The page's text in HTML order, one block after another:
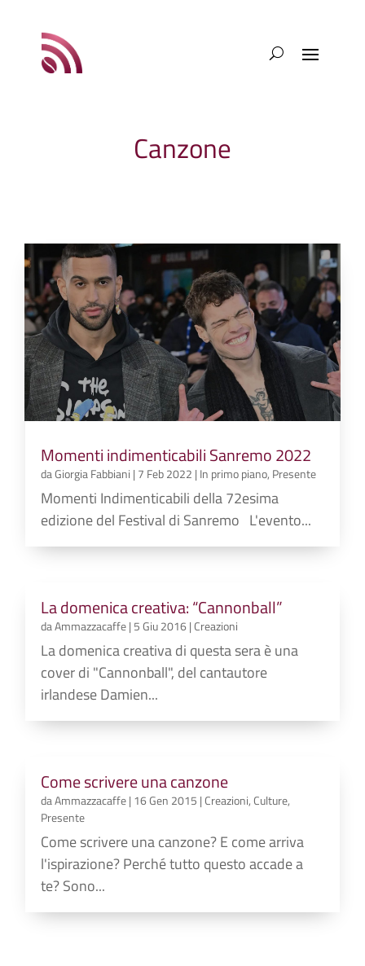
Canzone
Momenti indimenticabili Sanremo 2022
daGiorgia Fabbiani | 7 Feb 2022 | In primo piano, Presente
Momenti Indimenticabili della 72esima
edizione del Festival di Sanremo L'evento...
La domenica creativa: “Cannonball”
daAmmazzacaffe| 5 Giu 2016|Creazioni
La domenica creativa di questa sera è una
cover di "Cannonball", del cantautore
irlandese Damien...
Come scrivere una canzone
daAmmazzacaffe| 16 Gen 2015 |Creazioni,Culture,
Presente
Come scrivere una canzone? E come arriva
l'ispirazione? Perché tutto questo accade a
te? Sono...